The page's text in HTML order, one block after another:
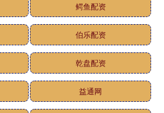
鳄鱼配资
伯乐配资
乾盘配资
益通网